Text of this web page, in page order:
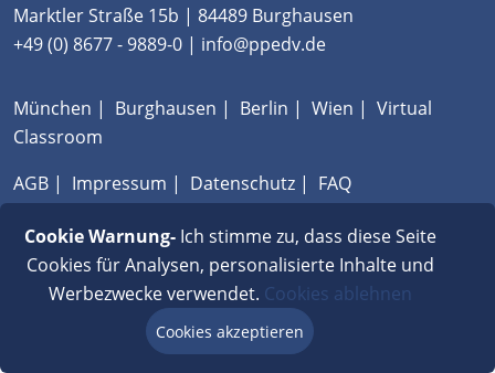
Marktler Straße 15b | 84489 Burghausen
+49 (0) 8677 - 9889-0 | info@ppedv.de
München | Burghausen | Berlin | Wien | Virtual
Classroom
AGB | Impressum | Datenschutz | FAQ
Cookie Warnung-Ich stimme zu, dass diese Seite
Cookies für Analysen, personalisierte Inhalte und
Werbezwecke verwendet. Cookies ablehnen
Cookies akzeptieren